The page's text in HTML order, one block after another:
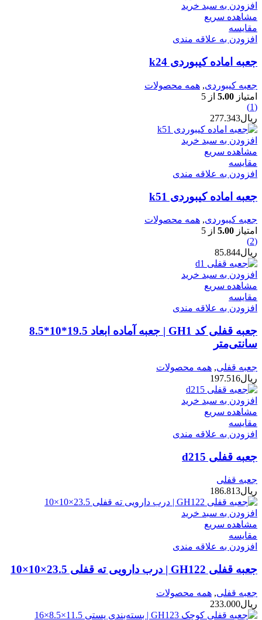
افزودن به سبد خرید
مشاهده سریع
مقایسه
افزودن به علاقه مندی
جعبه اماده کیبوردی k24
جعبه کیبوردی, همه محصولات
امتیاز 5.00 از 5
(1)
ریال277.343
افزودن به سبد خرید
مشاهده سریع
مقایسه
افزودن به علاقه مندی
جعبه اماده کیبوردی k51
جعبه کیبوردی, همه محصولات
امتیاز 5.00 از 5
(2)
ریال85.844
افزودن به سبد خرید
مشاهده سریع
مقایسه
افزودن به علاقه مندی
جعبه قفلی کد GH1 | جعبه آماده ابعاد 19.5*10*8.5
سانتی‌متر
جعبه قفلی, همه محصولات
ریال197.516
افزودن به سبد خرید
مشاهده سریع
مقایسه
افزودن به علاقه مندی
جعبه قفلی d215
جعبه قفلی
ریال186.813
افزودن به سبد خرید
مشاهده سریع
مقایسه
افزودن به علاقه مندی
جعبه قفلی GH122 | درب دارویی ته قفلی 23.5×10×10
جعبه قفلی, همه محصولات
ریال233.000